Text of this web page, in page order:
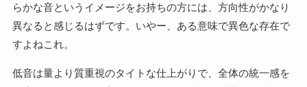
らかな音というイメージをお持ちの方には、方向性がかなり
異なると感じるはずです。いやー、ある意味で異色な存在で
すよねこれ。
低音は量より質重視のタイトな仕上がりで、全体の統一感を